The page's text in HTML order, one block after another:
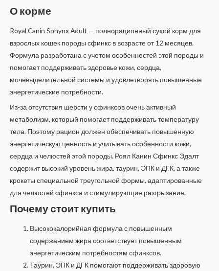
О корме
Royal Canin Sphynx Adult — полнорационный сухой корм для
взрослых кошек породы сфинкс в возрасте от 12 месяцев.
Формула разработана с учетом особенностей этой породы и
помогает поддерживать здоровье кожи, сердца,
мочевыделительной системы и удовлетворять повышенные
энергетические потребности.
Из-за отсутствия шерсти у сфинксов очень активный
метаболизм, который помогает поддерживать температуру
тела. Поэтому рацион должен обеспечивать повышенную
энергетическую ценность и учитывать особенности кожи,
сердца и челюстей этой породы. Роял Канин Сфинкс Эдалт
содержит высокий уровень жира, таурин, ЭПК и ДГК, а также
крокеты специальной треугольной формы, адаптированные
для челюстей сфинкса и стимулирующие разгрызание.
Почему стоит купить
Высококалорийная формула с повышенным
содержанием жира соответствует повышенным
энергетическим потребностям сфинксов.
Таурин, ЭПК и ДГК помогают поддерживать здоровую